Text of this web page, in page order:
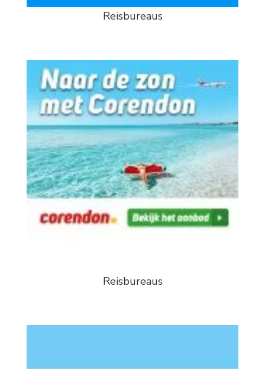
Reisbureaus
Reisbureaus